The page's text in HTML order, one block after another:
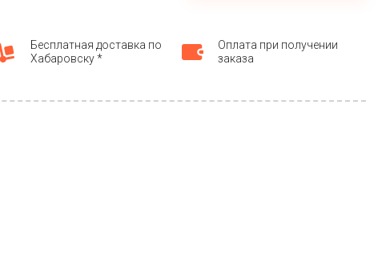
Бесплатная доставка по
Хабаровску *
Оплата при получении
заказа